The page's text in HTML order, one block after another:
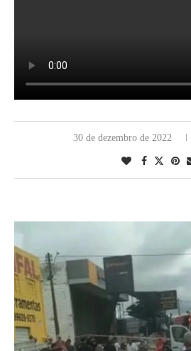
30 de dezembro de 2022